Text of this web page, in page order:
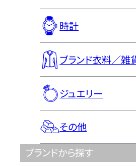
時計
ブランド衣料／雑
ジュエリー
その他
ブランドから探す